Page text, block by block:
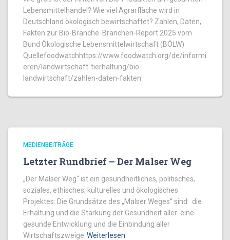
Lebensmittelhandel? Wie viel Agrarfläche wird in
Deutschland ökologisch bewirtschaftet? Zahlen, Daten,
Fakten zur Bio-Branche. Branchen-Report 2025 vom
Bund Ökologische Lebensmittelwirtschaft (BÖLW)
Quellefoodwatchhttps://www.foodwatch.org/de/informi
eren/landwirtschaft-tierhaltung/bio-
landwirtschaft/zahlen-daten-fakten
MEDIENBEITRÄGE
Letzter Rundbrief – Der Malser Weg
„Der Malser Weg“ ist ein gesundheitliches, politisches,
soziales, ethisches, kulturelles und ökologisches
Projektes: Die Grundsätze des „Malser Weges“ sind: die
Erhaltung und die Stärkung der Gesundheit aller eine
gesunde Entwicklung und die Einbindung aller
Wirtschaftszweige Weiterlesen